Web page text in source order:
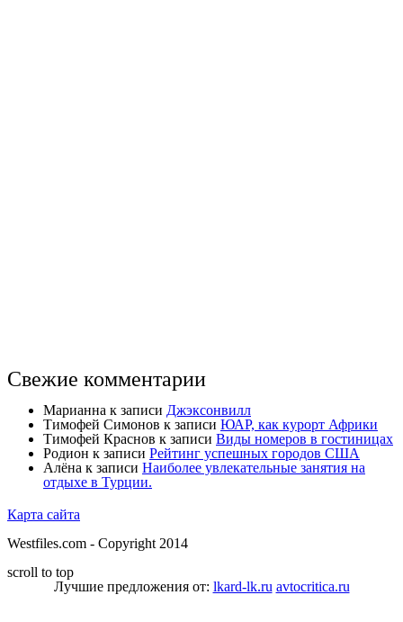
Свежие комментарии
Марианна к записи Джэксонвилл
Тимофей Симонов к записи ЮАР, как курорт Африки
Тимофей Краснов к записи Виды номеров в гостиницах
Родион к записи Рейтинг успешных городов США
Алёна к записи Наиболее увлекательные занятия на
отдыхе в Турции.
Карта сайта
Westfiles.com - Copyright 2014
scroll to top
Лучшие предложения от: lkard-lk.ru avtocritica.ru